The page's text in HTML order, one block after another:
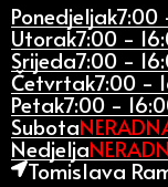
Ponedjeljak7:00
Utorak7:00 -
Srijeda7:00 -
Četvrtak7:00 -
Petak7:00 -
Subota
Nedjelja
Tomislava